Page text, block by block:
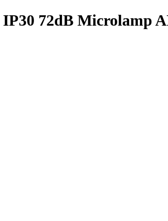
72dB Microlamp